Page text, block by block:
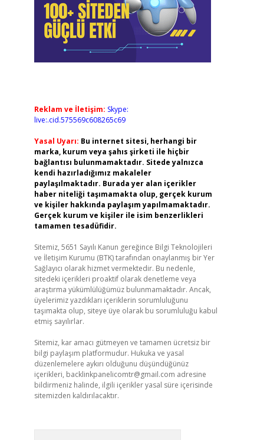
Reklam ve İletişim: Skype:
live:.cid.575569c608265c69
Yasal Uyarı: Bu internet sitesi, herhangi bir
marka, kurum veya şahıs şirketi ile hiçbir
bağlantısı bulunmamaktadır. Sitede yalnızca
kendi hazırladığımız makaleler
paylaşılmaktadır. Burada yer alan içerikler
haber niteliği taşımamakta olup, gerçek kurum
ve kişiler hakkında paylaşım yapılmamaktadır.
Gerçek kurum ve kişiler ile isim benzerlikleri
tamamen tesadüfidir.
Sitemiz, 5651 Sayılı Kanun gereğince Bilgi Teknolojileri
ve İletişim Kurumu (BTK) tarafından onaylanmış bir Yer
Sağlayıcı olarak hizmet vermektedir. Bu nedenle,
sitedeki içerikleri proaktif olarak denetleme veya
araştırma yükümlülüğümüz bulunmamaktadır. Ancak,
üyelerimiz yazdıkları içeriklerin sorumluluğunu
taşımakta olup, siteye üye olarak bu sorumluluğu kabul
etmiş sayılırlar.
Sitemiz, kar amacı gütmeyen ve tamamen ücretsiz bir
bilgi paylaşım platformudur. Hukuka ve yasal
düzenlemelere aykırı olduğunu düşündüğünüz
içerikleri, backlinkpanelicomtr@gmail.com adresine
bildirmeniz halinde, ilgili içerikler yasal süre içerisinde
sitemizden kaldırılacaktır.